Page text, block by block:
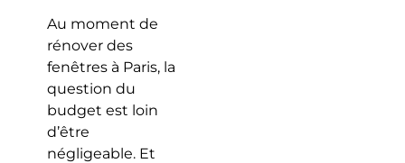
Au moment de
rénover des
fenêtres à Paris, la
question du
budget est loin
d’être
négligeable. Et